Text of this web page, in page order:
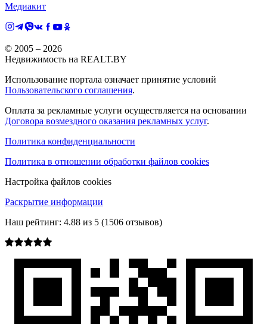
Медиакит
© 2005 – 2026
Недвижимость на REALT.BY
Использование портала означает принятие условий
Пользовательского соглашения.
Оплата за рекламные услуги осуществляется на основании
Договора возмездного оказания рекламных услуг.
Политика конфиденциальности
Политика в отношении обработки файлов cookies
Настройка файлов cookies
Раскрытие информации
Наш рейтинг: 4.88 из 5 (1506 отзывов)